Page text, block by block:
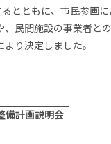
とともに、市民参画
民間施設の事業者と
り決定しました。
備計画説明会